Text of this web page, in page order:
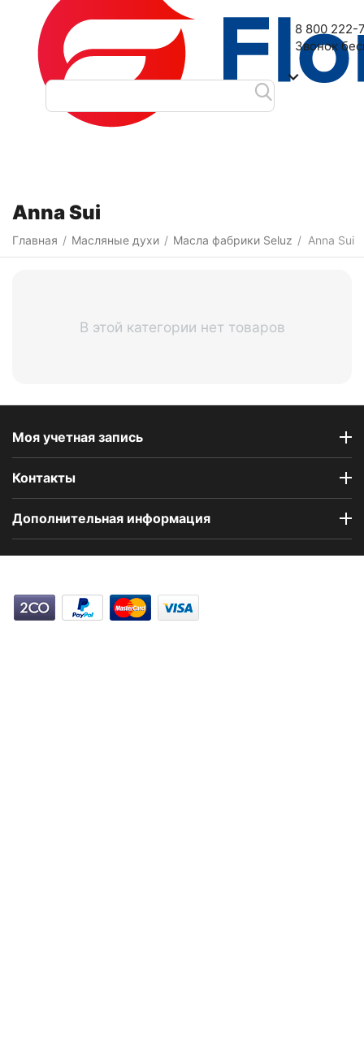
Наш адрес: 2-я Дубровская улица, 6
8 800 222-
Звонок
Anna Sui
Главная / Масляные духи / Масла фабрики Seluz / Anna Sui
В этой категории нет товаров
Моя учетная запись
Контакты
Дополнительная информация